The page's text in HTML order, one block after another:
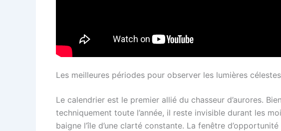
Les meilleures périodes pour observer les lumières célestes
Le calendrier est le premier allié du chasseur d’aurores.
techniquement toute l’année, il reste invisible durant les
baigne l’île d’une clarté constante. La fenêtre